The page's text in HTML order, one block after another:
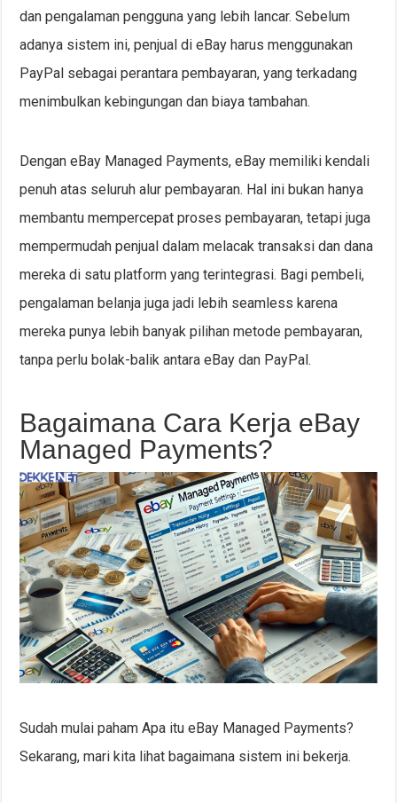
dan pengalaman pengguna yang lebih lancar. Sebelum
adanya sistem ini, penjual di eBay harus menggunakan
PayPal sebagai perantara pembayaran, yang terkadang
menimbulkan kebingungan dan biaya tambahan.
Dengan eBay Managed Payments, eBay memiliki kendali
penuh atas seluruh alur pembayaran. Hal ini bukan hanya
membantu mempercepat proses pembayaran, tetapi juga
mempermudah penjual dalam melacak transaksi dan dana
mereka di satu platform yang terintegrasi. Bagi pembeli,
pengalaman belanja juga jadi lebih seamless karena
mereka punya lebih banyak pilihan metode pembayaran,
tanpa perlu bolak-balik antara eBay dan PayPal.
Bagaimana Cara Kerja eBay
Managed Payments?
Sudah mulai paham Apa itu eBay Managed Payments?
Sekarang, mari kita lihat bagaimana sistem ini bekerja.